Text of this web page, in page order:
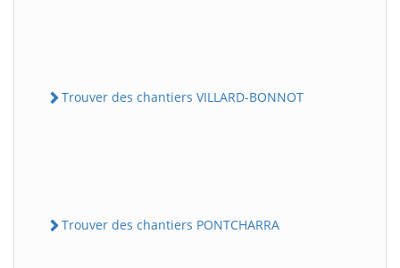
Trouver des chantiers VILLARD-BONNOT
Trouver des chantiers PONTCHARRA